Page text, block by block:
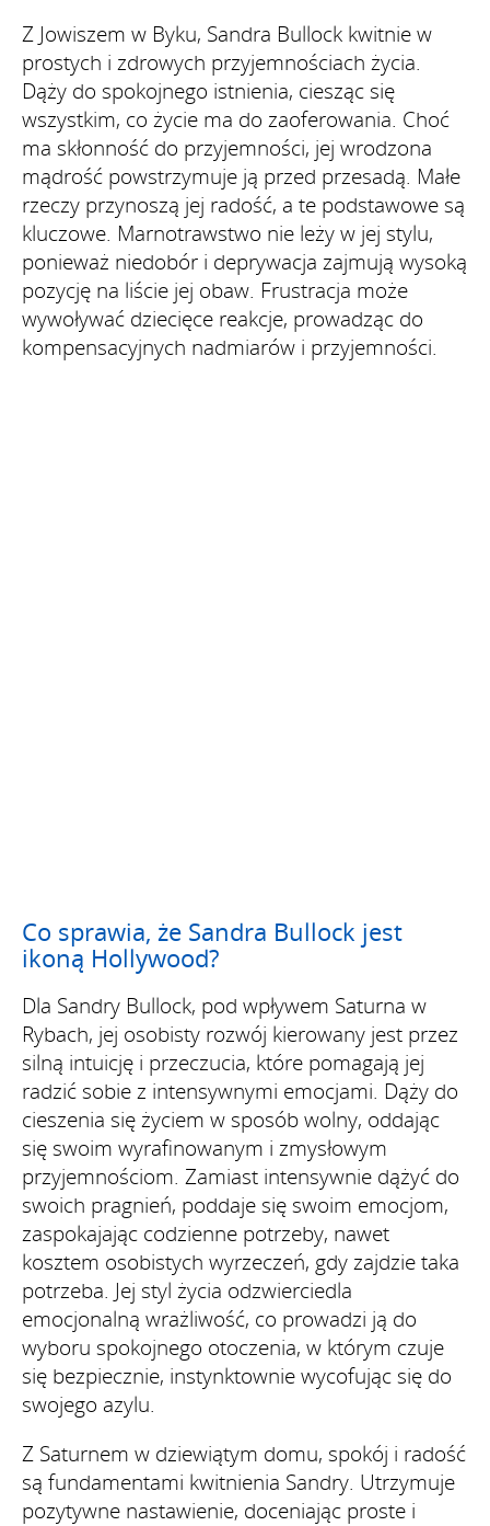
Z Jowiszem w Byku, Sandra Bullock kwitnie w
prostych i zdrowych przyjemnościach życia.
Dąży do spokojnego istnienia, ciesząc się
wszystkim, co życie ma do zaoferowania. Choć
ma skłonność do przyjemności, jej wrodzona
mądrość powstrzymuje ją przed przesadą. Małe
rzeczy przynoszą jej radość, a te podstawowe są
kluczowe. Marnotrawstwo nie leży w jej stylu,
ponieważ niedobór i deprywacja zajmują wysoką
pozycję na liście jej obaw. Frustracja może
wywoływać dziecięce reakcje, prowadząc do
kompensacyjnych nadmiarów i przyjemności.
Co sprawia, że Sandra Bullock jest
ikoną Hollywood?
Dla Sandry Bullock, pod wpływem Saturna w
Rybach, jej osobisty rozwój kierowany jest przez
silną intuicję i przeczucia, które pomagają jej
radzić sobie z intensywnymi emocjami. Dąży do
cieszenia się życiem w sposób wolny, oddając
się swoim wyrafinowanym i zmysłowym
przyjemnościom. Zamiast intensywnie dążyć do
swoich pragnień, poddaje się swoim emocjom,
zaspokajając codzienne potrzeby, nawet
kosztem osobistych wyrzeczeń, gdy zajdzie taka
potrzeba. Jej styl życia odzwierciedla
emocjonalną wrażliwość, co prowadzi ją do
wyboru spokojnego otoczenia, w którym czuje
się bezpiecznie, instynktownie wycofując się do
swojego azylu.
Z Saturnem w dziewiątym domu, spokój i radość
są fundamentami kwitnienia Sandry. Utrzymuje
pozytywne nastawienie, doceniając proste i